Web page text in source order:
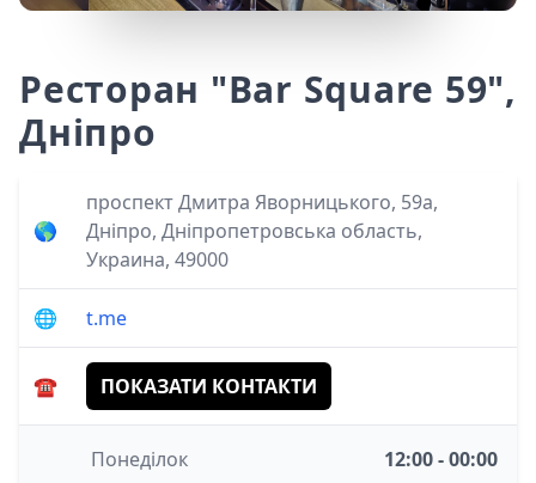
Ресторан "Bar Square 59",
Дніпро
🌎
проспект Дмитра Яворницького, 59а,
Дніпро, Дніпропетровська область,
Украина, 49000
🌐 t.me
☎️ ПОКАЗАТИ КОНТАКТИ
Понеділок
12:00 - 00:00